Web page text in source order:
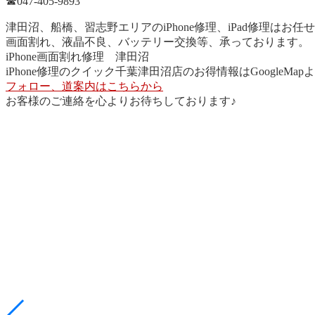
津田沼、船橋、習志野エリアのiPhone修理、iPad修理はお任せ
画面割れ、液晶不良、バッテリー交換等、承っております。
iPhone画面割れ修理 津田沼
iPhone修理のクイック千葉津田沼店のお得情報はGoogleMap
フォロー、道案内はこちらから
お客様のご連絡を心よりお待ちしております♪